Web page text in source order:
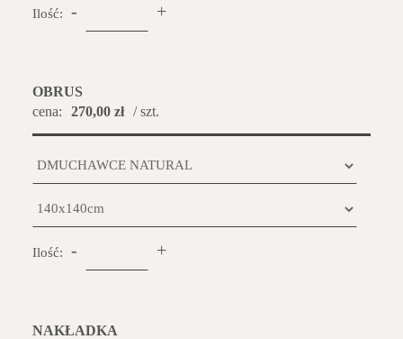
Ilość: - +
OBRUS
cena:
270,00 zł / szt.
Ilość: - +
NAKŁADKA